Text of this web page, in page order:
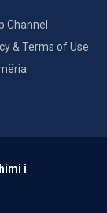
Channel
& Terms of Use
i